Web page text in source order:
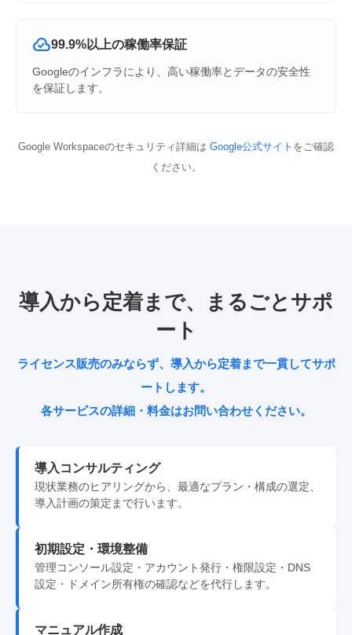
cloud_done99.9%以上の稼働率保証
Googleのインフラにより、高い稼働率とデータの安全性
を保証します。
Google Workspaceのセキュリティ詳細は Google公式サイト をご確認
ください。
導入から定着まで、まるごとサポ
ート
ライセンス販売のみならず、導入から定着まで一貫してサポ
ートします。
各サービスの詳細・料金はお問い合わせください。
導入コンサルティング
現状業務のヒアリングから、最適なプラン・構成の選定、
導入計画の策定まで行います。
初期設定・環境整備
管理コンソール設定・アカウント発行・権限設定・DNS
設定・ドメイン所有権の確認などを代行します。
マニュアル作成